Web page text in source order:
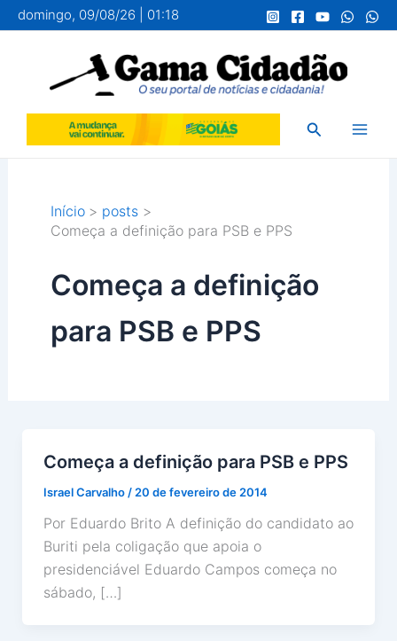
para
conteúdo
domingo, 09/08/26 | 01:18
Pesquisar
Início
posts
Começa a definição para PSB e PPS
Começa a definição
para PSB e PPS
Começa a definição para PSB e PPS
Israel Carvalho / 20 de fevereiro de 2014
Por Eduardo Brito A definição do candidato ao
Buriti pela coligação que apoia o
presidenciável Eduardo Campos começa no
sábado, […]